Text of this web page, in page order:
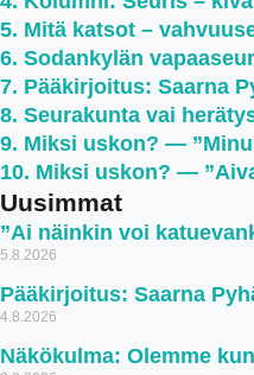
Mitä katsot –
Sodankylän
Pääkirjoitus: Saarna
Seurakunta vai
Miksi uskon? —
Miksi uskon? —
Uusimmat
”Ai näinkin voi
5.8.2026
Pääkirjoitus: Saarna
4.8.2026
Näkökulma: Olemme